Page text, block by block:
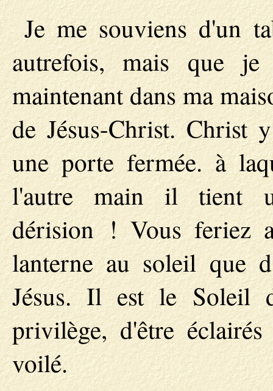
Je me souviens d'un
autrefois, mais que je
maintenant dans ma
de Jésus-Christ. Christ
une porte fermée. à
l'autre main il tient
dérision ! Vous feriez
lanterne au soleil que
Jésus. Il est le Soleil
privilège, d'être
voilé.